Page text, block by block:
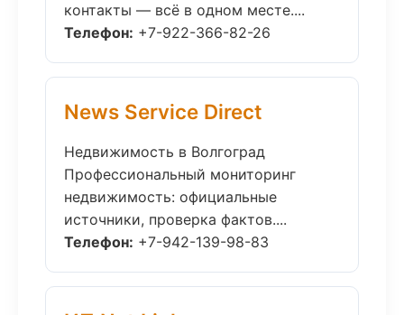
контакты — всё в одном месте....
Телефон: +7-922-366-82-26
News Service Direct
Недвижимость в Волгоград
Профессиональный мониторинг
недвижимость: официальные
источники, проверка фактов....
Телефон: +7-942-139-98-83